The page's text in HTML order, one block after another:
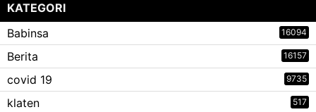
KATEGORI
Babinsa
16094
Berita 16157
covid 19 9735
klaten 517